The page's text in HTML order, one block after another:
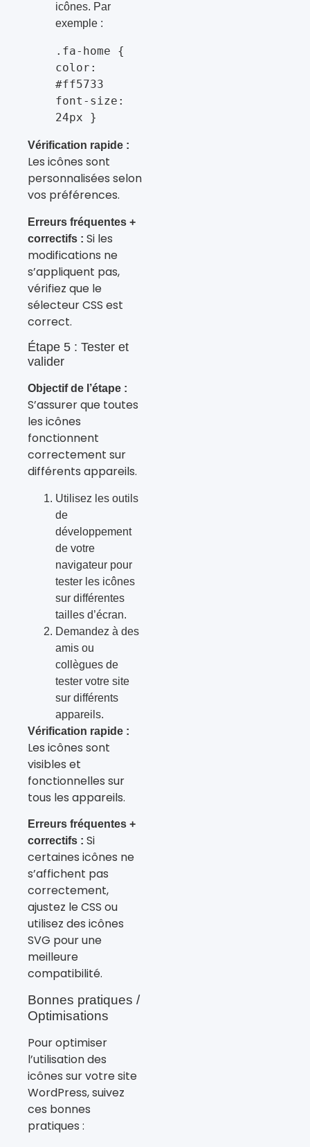
icônes. Par
exemple :
.fa-home {
color:
#ff5733
font-size:
24px }
Vérification rapide :
Les icônes sont
personnalisées selon
vos préférences.
Erreurs fréquentes +
correctifs : Si les
modifications ne
s’appliquent pas,
vérifiez que le
sélecteur CSS est
correct.
Étape 5 : Tester et
valider
Objectif de l’étape :
S’assurer que toutes
les icônes
fonctionnent
correctement sur
différents appareils.
Utilisez les outils
de
développement
de votre
navigateur pour
tester les icônes
sur différentes
tailles d’écran.
Demandez à des
amis ou
collègues de
tester votre site
sur différents
appareils.
Vérification rapide :
Les icônes sont
visibles et
fonctionnelles sur
tous les appareils.
Erreurs fréquentes +
correctifs : Si
certaines icônes ne
s’affichent pas
correctement,
ajustez le CSS ou
utilisez des icônes
SVG pour une
meilleure
compatibilité.
Bonnes pratiques /
Optimisations
Pour optimiser
l’utilisation des
icônes sur votre site
WordPress, suivez
ces bonnes
pratiques :